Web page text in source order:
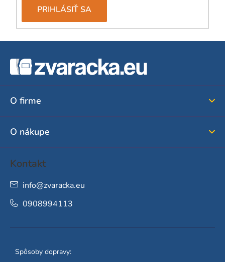
PRIHLÁSIŤ SA
O firme
O nákupe
Kontakt
info@zvaracka.eu
0908994113
Spôsoby dopravy: